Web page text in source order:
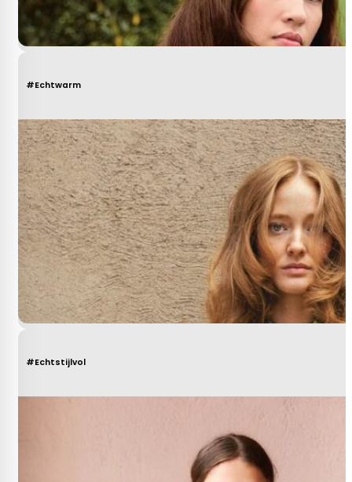
#Echtwarm
#Echtstijlvol